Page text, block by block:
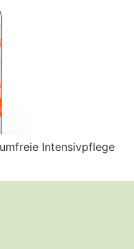
Intensivpflege